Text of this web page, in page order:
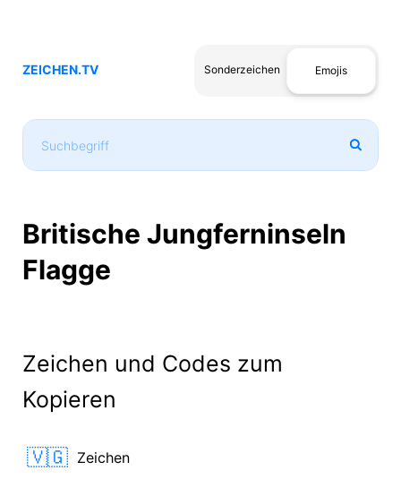
ZEICHEN.TV Sonderzeichen Emojis
Britische Jungferninseln
Flagge
Zeichen und Codes zum
Kopieren
🇻🇬 Zeichen